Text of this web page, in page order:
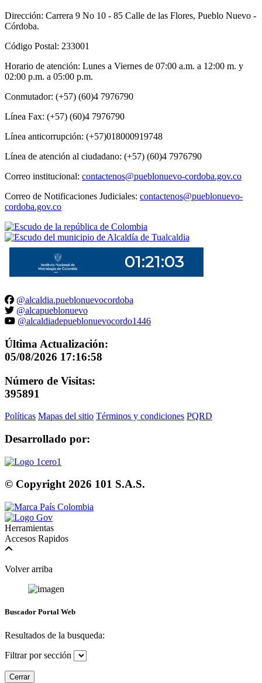
Dirección: Carrera 9 No 10 - 85 Calle de las Flores, Pueblo Nuevo -
Córdoba.
Código Postal: 233001
Horario de atención: Lunes a Viernes de 07:00 a.m. a 12:00 m. y
02:00 p.m. a 05:00 p.m.
Conmutador: (+57) (60)4 7976790
Línea Fax: (+57) (60)4 7976790
Línea anticorrupción: (+57)018000919748
Línea de atención al ciudadano: (+57) (60)4 7976790
Correo institucional: contactenos@pueblonuevo-cordoba.gov.co
Correo de Notificaciones Judiciales: contactenos@pueblonuevo-
cordoba.gov.co
@alcaldia.pueblonuevocordoba
@alcapueblonuevo
@alcaldiadepueblonuevocordo1446
Última Actualización:
05/08/2026 17:16:58
Número de Visitas:
395891
Políticas Mapas del sitio Términos y condiciones PQRD
Desarrollado por:
© Copyright2026 101 S.A.S.
Herramientas
Accesos Rapidos
Volver arriba
Buscador Portal Web
Resultados de la busqueda:
Filtrar por sección
Cerrar